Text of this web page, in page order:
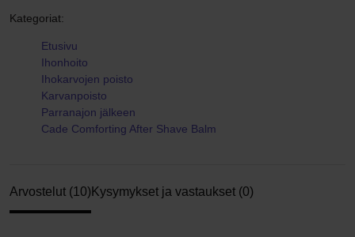
Kategoriat:
Etusivu
Ihonhoito
Ihokarvojen poisto
Karvanpoisto
Parranajon jälkeen
Cade Comforting After Shave Balm
Arvostelut (10) Kysymykset ja vastaukset (0)